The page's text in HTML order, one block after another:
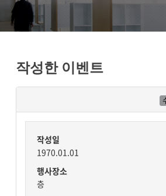
작성한 이벤트
작성일
1970.01.01
행사장소
층